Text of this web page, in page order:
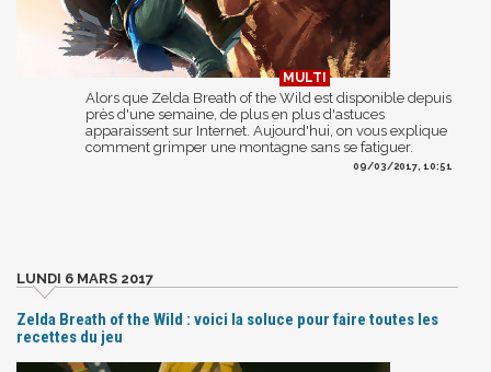
Alors que Zelda Breath of the Wild est disponible depuis
près d'une semaine, de plus en plus d'astuces
apparaissent sur Internet. Aujourd'hui, on vous explique
comment grimper une montagne sans se fatiguer.
09/03/2017, 10:51
LUNDI 6 MARS 2017
Zelda Breath of the Wild : voici la soluce pour faire toutes les
recettes du jeu